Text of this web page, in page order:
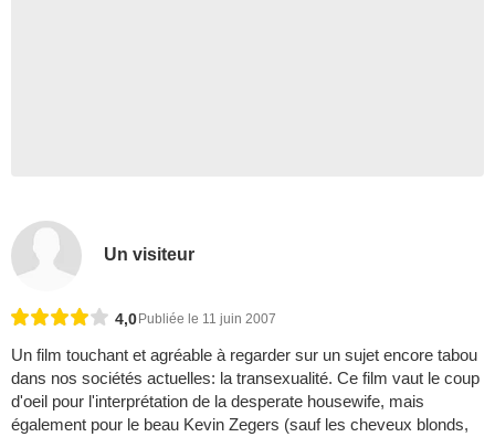
Un visiteur
4,0 Publiée le 11 juin 2007
Un film touchant et agréable à regarder sur un sujet encore tabou
dans nos sociétés actuelles: la transexualité. Ce film vaut le coup
d'oeil pour l'interprétation de la desperate housewife, mais
également pour le beau Kevin Zegers (sauf les cheveux blonds,